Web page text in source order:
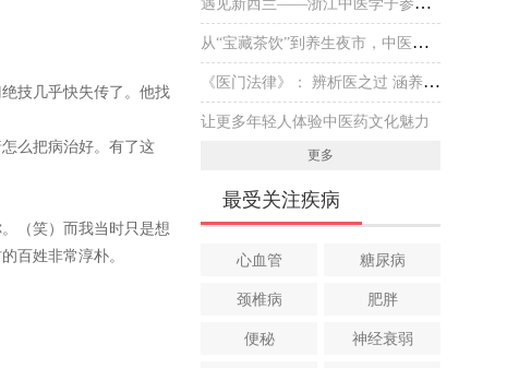
技几乎快失传了。他找
么把病治好。有了这
（笑）而我当时只是想
百姓非常淳朴。
从“宝藏茶饮”到养生夜市，中医药掌握了什么“出圈密码”？
《医门法律》： 辨析医之过 涵养医之德
让更多年轻人体验中医药文化魅力
更多
最受关注疾病
心血管 糖尿病
颈椎病 肥胖
便秘 神经衰弱